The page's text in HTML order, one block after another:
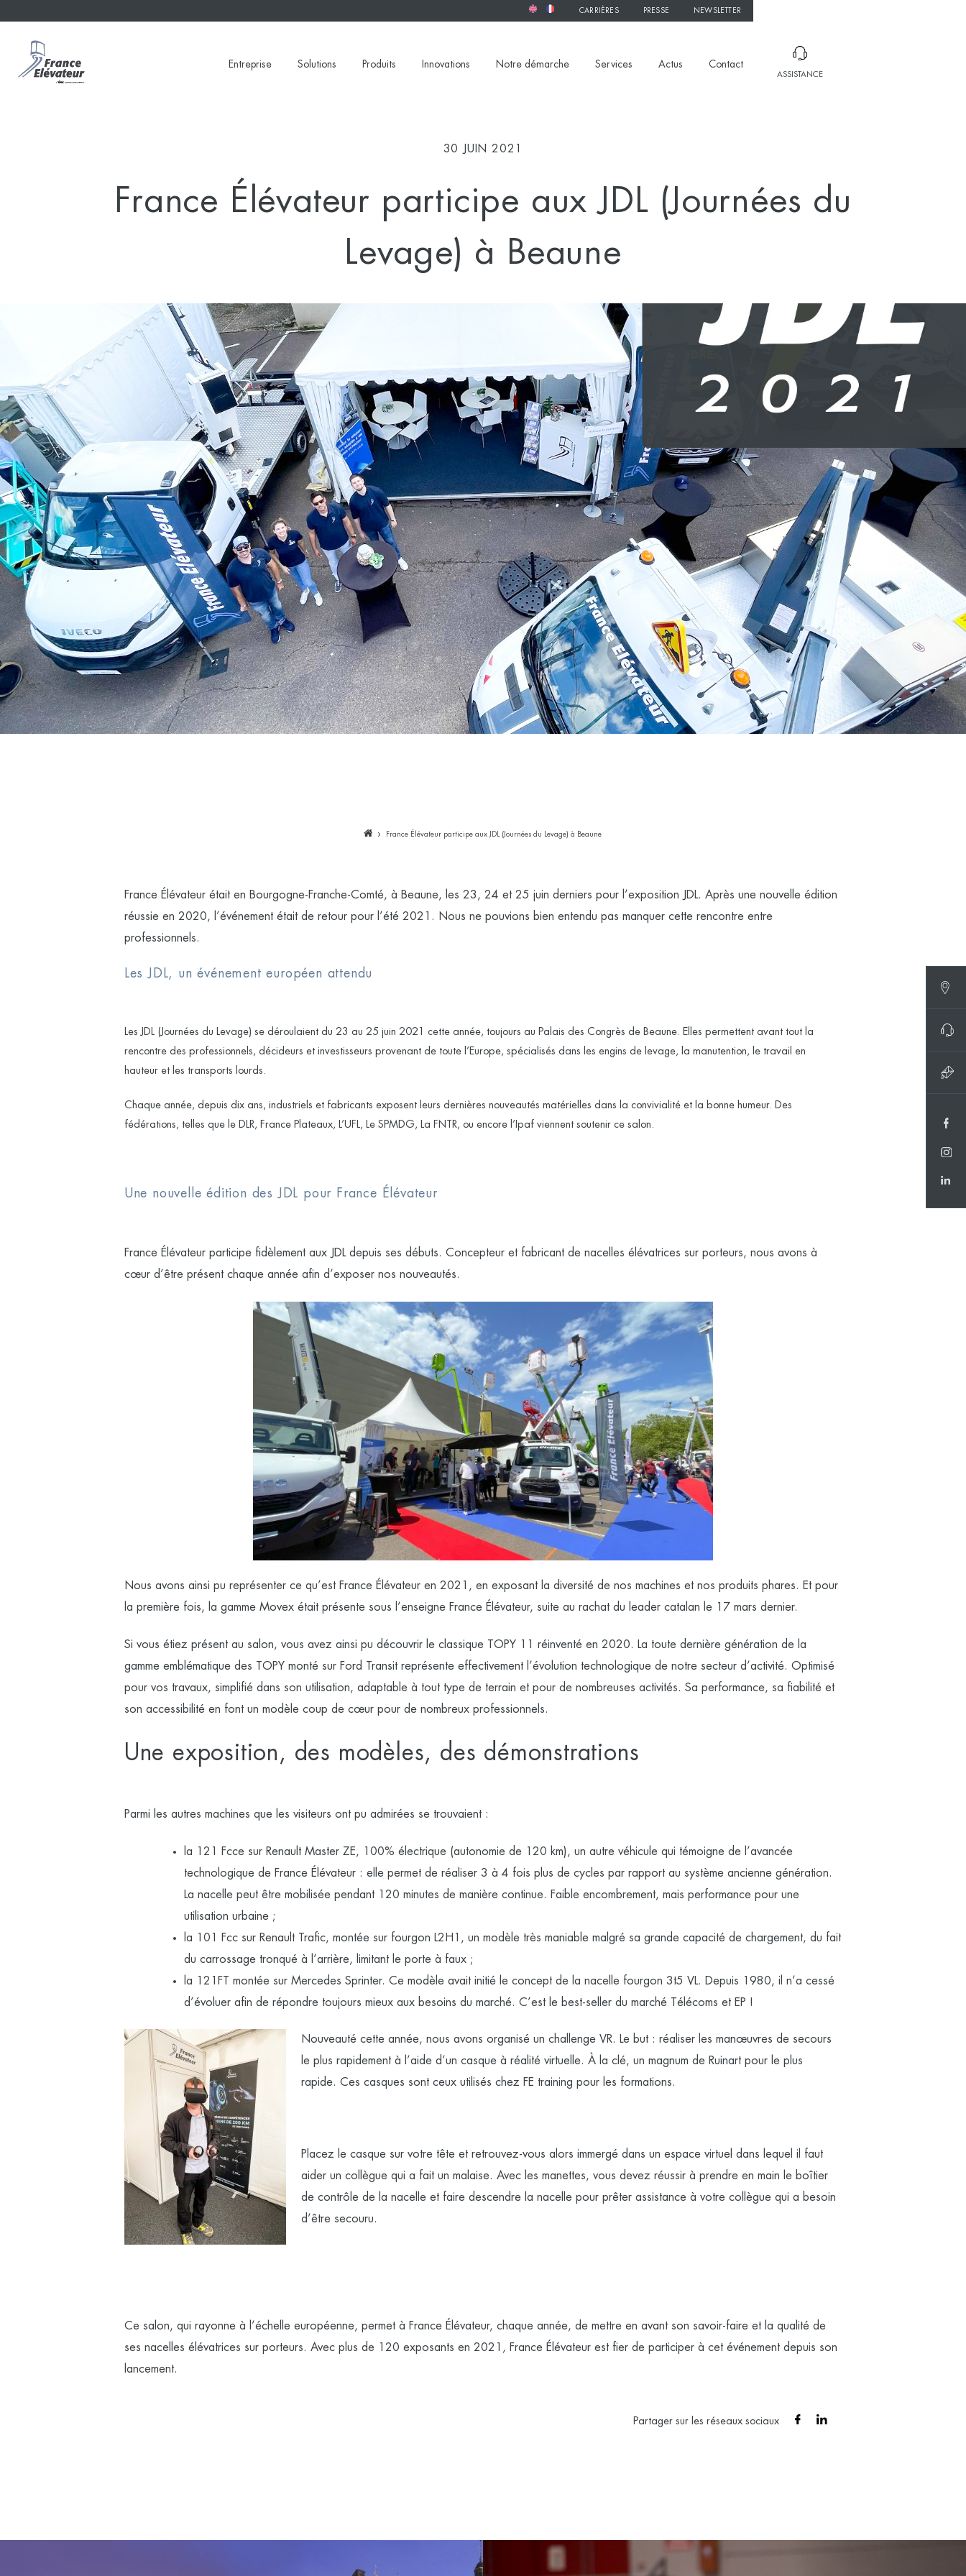
CARRIÈRES PRESSE NEWSLETTER
Entreprise Solutions Produits Innovations Notre démarche Services Actus Contact
ASSISTANCE
30 JUIN 2021
France Élévateur participe aux JDL (Journées du
Levage) à Beaune
France Élévateur participe aux JDL (Journées du Levage) à Beaune
France Élévateur était en Bourgogne-Franche-Comté, à Beaune, les 23, 24 et 25 juin derniers pour l’exposition JDL. Après une nouvelle édition
réussie en 2020, l’événement était de retour pour l’été 2021. Nous ne pouvions bien entendu pas manquer cette rencontre entre
professionnels.
Les JDL, un événement européen attendu
Les JDL (Journées du Levage) se déroulaient du 23 au 25 juin 2021 cette année, toujours au Palais des Congrès de Beaune. Elles permettent avant tout la
rencontre des professionnels, décideurs et investisseurs provenant de toute l’Europe, spécialisés dans les engins de levage, la manutention, le travail en
hauteur et les transports lourds.
Chaque année, depuis dix ans, industriels et fabricants exposent leurs dernières nouveautés matérielles dans la convivialité et la bonne humeur. Des
fédérations, telles que le DLR, France Plateaux, L’UFL, Le SPMDG, La FNTR, ou encore l’Ipaf viennent soutenir ce salon.
Une nouvelle édition des JDL pour France Élévateur
France Élévateur participe fidèlement aux JDL depuis ses débuts. Concepteur et fabricant de nacelles élévatrices sur porteurs, nous avons à
cœur d’être présent chaque année afin d’exposer nos nouveautés.
Nous avons ainsi pu représenter ce qu’est France Élévateur en 2021, en exposant la diversité de nos machines et nos produits phares. Et pour
la première fois, la gamme Movexétait présente sous l’enseigne France Élévateur, suite au rachat du leader catalan le 17 mars dernier.
Si vous étiez présent au salon, vous avez ainsi pu découvrir le classique TOPY 11 réinventé en 2020. La toute dernière génération de la
gamme emblématique des TOPY monté sur Ford Transit représente effectivement l’évolution technologique de notre secteur d’activité. Optimisé
pour vos travaux, simplifié dans son utilisation, adaptable à tout type de terrain et pour de nombreuses activités. Sa performance, sa fiabilité et
son accessibilité en font un modèle coup de cœur pour de nombreux professionnels.
Une exposition, des modèles, des démonstrations
Parmi les autres machines que les visiteurs ont pu admirées se trouvaient :
la 121 Fcce sur Renault Master ZE, 100% électrique (autonomie de 120 km), un autre véhicule qui témoigne de l’avancée
technologique de France Élévateur : elle permet de réaliser 3 à 4 fois plus de cycles par rapport au système ancienne génération.
La nacelle peut être mobilisée pendant 120 minutes de manière continue. Faible encombrement, mais performance pour une
utilisation urbaine ;
la 101 Fcc sur Renault Trafic, montée sur fourgon L2H1, un modèle très maniable malgré sa grande capacité de chargement, du fait
du carrossage tronqué à l’arrière, limitant le porte à faux ;
la 121FT montée sur Mercedes Sprinter. Ce modèle avait initié le concept de la nacelle fourgon 3t5 VL. Depuis 1980, il n’a cessé
d’évoluer afin de répondre toujours mieux aux besoins du marché. C’est le best-seller du marché Télécoms et EP !
Nouveauté cette année, nous avons organisé un challenge VR. Le but : réaliser les manœuvres de secours
le plus rapidement à l’aide d’un casque à réalité virtuelle. À la clé, un magnum de Ruinart pour le plus
rapide. Ces casques sont ceux utilisés chez FE training pour les formations.
Placez le casque sur votre tête et retrouvez-vous alors immergé dans un espace virtuel dans lequel il faut
aider un collègue qui a fait un malaise. Avec les manettes, vous devez réussir à prendre en main le boîtier
de contrôle de la nacelle et faire descendre la nacelle pour prêter assistance à votre collègue qui a besoin
d’être secouru.
Ce salon, qui rayonne à l’échelle européenne, permet à France Élévateur, chaque année, de mettre en avant son savoir-faire et la qualité de
ses nacelles élévatrices sur porteurs. Avec plus de 120 exposants en 2021, France Élévateur est fier de participer à cet événement depuis son
lancement.
Partager sur les réseaux sociaux